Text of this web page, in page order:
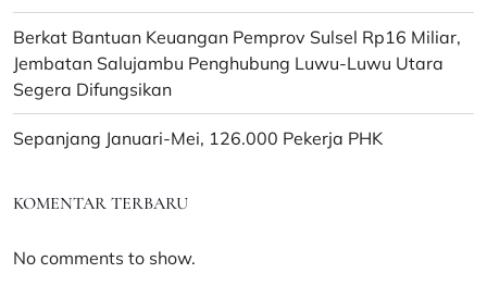
Berkat Bantuan Keuangan Pemprov Sulsel Rp16 Miliar,
Jembatan Salujambu Penghubung Luwu-Luwu Utara
Segera Difungsikan
Sepanjang Januari-Mei, 126.000 Pekerja PHK
KOMENTAR TERBARU
No comments to show.